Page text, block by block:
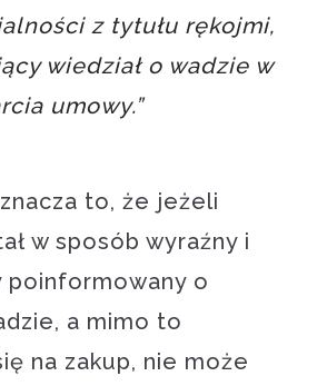
z tytułu rękojmi,
wiedział o wadzie w
umowy.”
to, że jeżeli
w sposób wyraźny i
poinformowany o
a mimo to
na zakup, nie może